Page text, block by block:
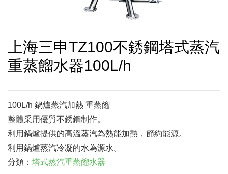
上海三申TZ100不銹鋼塔式蒸汽
重蒸餾水器100L/h
100L/h 鍋爐蒸汽加熱 重蒸餾
整體采用優質不銹鋼制作。
利用鍋爐提供的高溫蒸汽為熱能加熱，節約能源。
利用鍋爐蒸汽冷凝的水為源水。
分類： 塔式蒸汽重蒸餾水器